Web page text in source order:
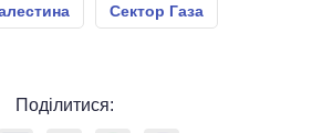
Сектор Газа
Поділитися: